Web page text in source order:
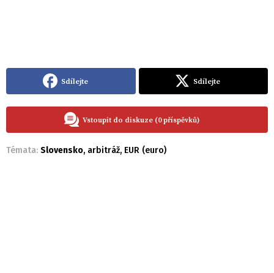
Sdílejte Sdílejte
Vstoupit do diskuze (0 příspěvků)
Témata: Slovensko, arbitráž, EUR (euro)